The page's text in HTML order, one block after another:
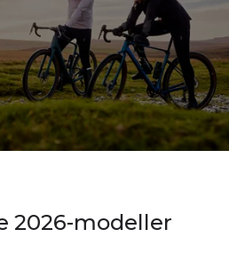
2026-modeller